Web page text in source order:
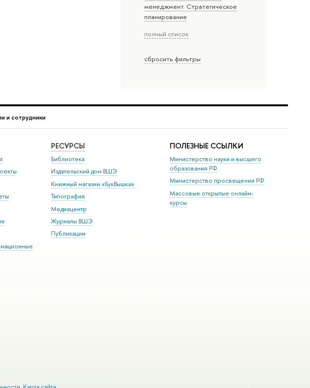
менеджмент. Стратегическое
планирование
полный список
сбросить фильтры
и сотрудники
РЕСУРСЫ
Библиотека
Издательский дом ВШЭ
Книжный магазин «БукВышка»
Типография
Медиацентр
Журналы ВШЭ
Публикации
ПОЛЕЗНЫЕ ССЫЛКИ
Министерство науки и высшего
образования РФ
Министерство просвещения РФ
Массовые открытые онлайн-
курсы